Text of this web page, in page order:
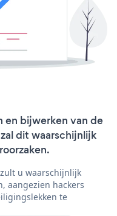
en bijwerken van de
dit waarschijnlijk
u waarschijnlijk
aangezien hackers
te